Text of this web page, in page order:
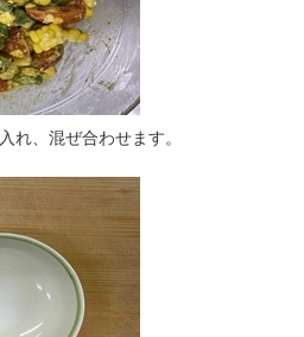
れ、混ぜ合わせます。